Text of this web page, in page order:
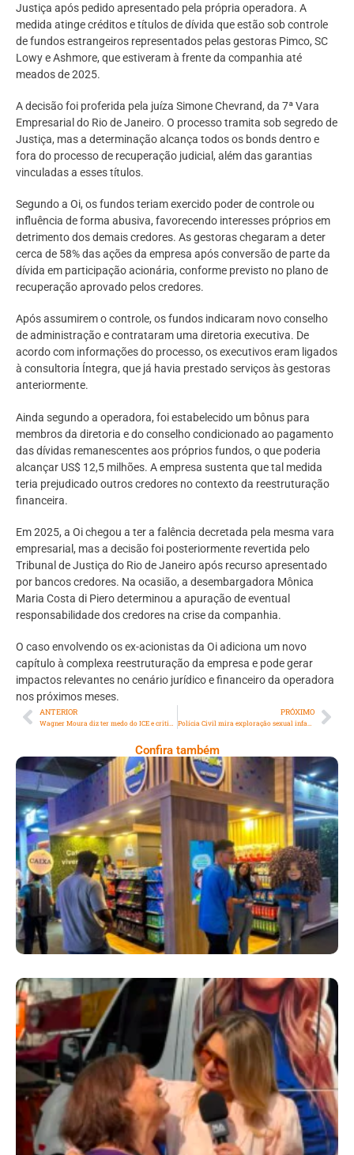
Justiça após pedido apresentado pela própria operadora. A
medida atinge créditos e títulos de dívida que estão sob controle
de fundos estrangeiros representados pelas gestoras Pimco, SC
Lowy e Ashmore, que estiveram à frente da companhia até
meados de 2025.
A decisão foi proferida pela juíza Simone Chevrand, da 7ª Vara
Empresarial do Rio de Janeiro. O processo tramita sob segredo de
Justiça, mas a determinação alcança todos os bonds dentro e
fora do processo de recuperação judicial, além das garantias
vinculadas a esses títulos.
Segundo a Oi, os fundos teriam exercido poder de controle ou
influência de forma abusiva, favorecendo interesses próprios em
detrimento dos demais credores. As gestoras chegaram a deter
cerca de 58% das ações da empresa após conversão de parte da
dívida em participação acionária, conforme previsto no plano de
recuperação aprovado pelos credores.
Após assumirem o controle, os fundos indicaram novo conselho
de administração e contrataram uma diretoria executiva. De
acordo com informações do processo, os executivos eram ligados
à consultoria Íntegra, que já havia prestado serviços às gestoras
anteriormente.
Ainda segundo a operadora, foi estabelecido um bônus para
membros da diretoria e do conselho condicionado ao pagamento
das dívidas remanescentes aos próprios fundos, o que poderia
alcançar US$ 12,5 milhões. A empresa sustenta que tal medida
teria prejudicado outros credores no contexto da reestruturação
financeira.
Em 2025, a Oi chegou a ter a falência decretada pela mesma vara
empresarial, mas a decisão foi posteriormente revertida pelo
Tribunal de Justiça do Rio de Janeiro após recurso apresentado
por bancos credores. Na ocasião, a desembargadora Mônica
Maria Costa di Piero determinou a apuração de eventual
responsabilidade dos credores na crise da companhia.
O caso envolvendo os ex-acionistas da Oi adiciona um novo
capítulo à complexa reestruturação da empresa e pode gerar
impactos relevantes no cenário jurídico e financeiro da operadora
nos próximos meses.
ANTERIOR PRÓXIMO
Confira também
Cencosud Promove Inovação No Brasil
Com A Participação Do Prezunic No Rio
Innovation Week 2026
​Segurança Pública Lidera Queixas De
Moradores Do Rio Em Escuta Promovida Por
Antônia Fontenelle